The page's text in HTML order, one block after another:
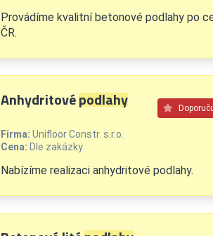
Provádíme kvalitní betonové podlahy po
ČR.
Anhydritovépodlahy
Firma: Unifloor Constr. s.r.o.
Cena: Dle zakázky
Nabízíme realizaci anhydritové podlahy.